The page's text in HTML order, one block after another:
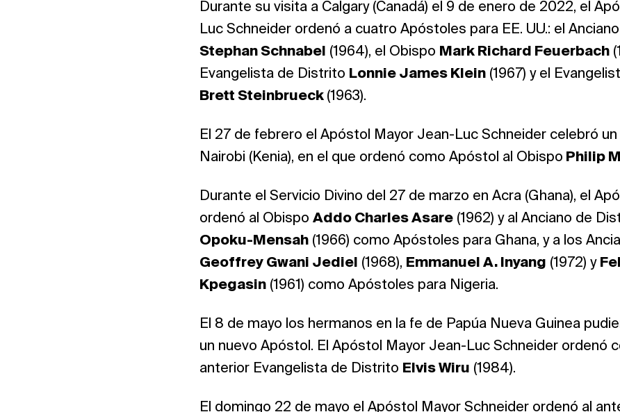
Durante su visita a Calgary (Canadá) el 9 de enero de 2022, el
Luc Schneider ordenó a cuatro Apóstoles para EE. UU.: el
Stephan Schnabel (1964), el Obispo Mark Richard Feuerbach
Evangelista de Distrito Lonnie James Klein (1967) y el
Brett Steinbrueck (1963).
El 27 de febrero el Apóstol Mayor Jean-Luc Schneider celebró un
Nairobi (Kenia), en el que ordenó como Apóstol al Obispo Philip
Durante el Servicio Divino del 27 de marzo en Acra (Ghana), el
ordenó al Obispo Addo Charles Asare (1962) y al Anciano de
Opoku-Mensah (1966) como Apóstoles para Ghana, y a los
Geoffrey Gwani Jediel (1968), Emmanuel A. Inyang (1972) y
Kpegasin (1961) como Apóstoles para Nigeria.
El 8 de mayo los hermanos en la fe de Papúa Nueva Guinea
un nuevo Apóstol. El Apóstol Mayor Jean-Luc Schneider ordenó
anterior Evangelista de Distrito Elvis Wiru (1984).
El domingo 22 de mayo el Apóstol Mayor Schneider ordenó al